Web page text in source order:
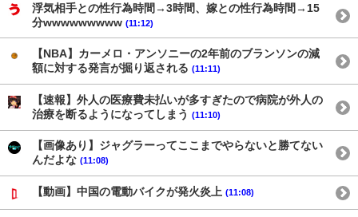
浮気相手との性行為時間→3時間、嫁との性行為時間→15
分wwwwwwwww (11:12)
【NBA】カーメロ・アンソニーの2年前のブランソンの減
額に対する発言が掘り返される (11:11)
【速報】外人の医療費未払いが多すぎたので病院が外人の
治療を断るようになってしまう (11:10)
【画像あり】ジャグラーってここまでやらないと勝てない
んだよな (11:08)
【動画】中国の電動バイクが発火炎上 (11:08)